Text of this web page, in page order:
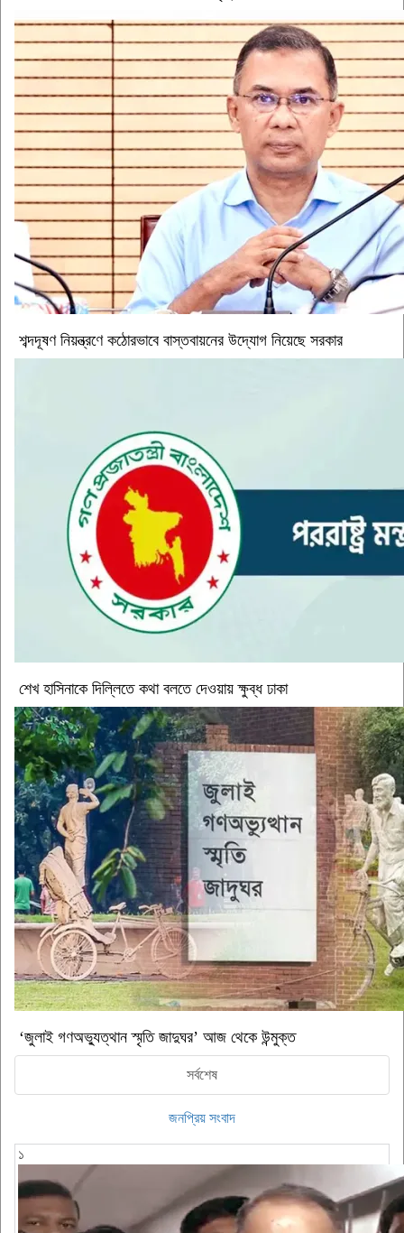
শব্দদূষণ নিয়ন্ত্রণে কঠোরভাবে বাস্তবায়নের উদ্যোগ নিয়েছে সরকার
শেখ হাসিনাকে দিল্লিতে কথা বলতে দেওয়ায় ক্ষুব্ধ ঢাকা
‘জুলাই গণঅভ্যুত্থান স্মৃতি জাদুঘর’ আজ থেকে উন্মুক্ত
সর্বশেষ
জনপ্রিয় সংবাদ
১